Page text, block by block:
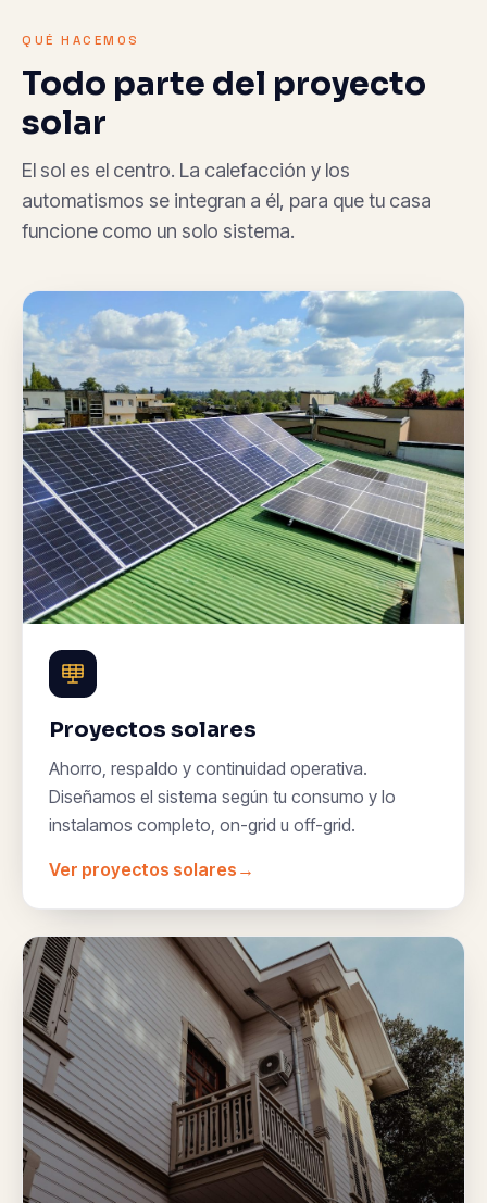
QUÉ HACEMOS
Todo parte del proyecto
solar
El sol es el centro. La calefacción y los
automatismos se integran a él, para que tu casa
funcione como un solo sistema.
Proyectos solares
Ahorro, respaldo y continuidad operativa.
Diseñamos el sistema según tu consumo y lo
instalamos completo, on-grid u off-grid.
Ver proyectos solares →